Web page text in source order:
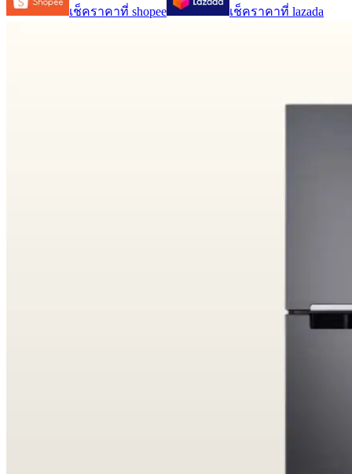
เช็คราคาที่ shopee เช็คราคาที่ lazada